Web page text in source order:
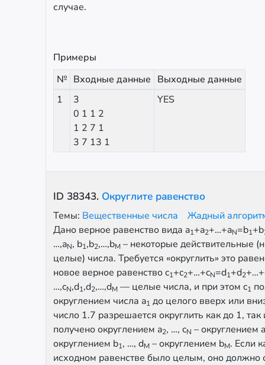
случае.
Примеры
№ Входные данные Выходные данные
1
3
0 1 1 2
1 2 7 1
3 7 13 1
YES
ID 38343. Округлите равенство
Темы: Вещественные числа
Жадный
Дано верное равенство вида a1+a2+…+aN=b1+b
…,aN, b1,b2,…,bM – некоторые действительные
целые) числа. Требуется «округлить» это
новое верное равенство c1+c2+…+cN=d1+d2
…,cN,d1,d2,…,dM — целые числа, и при этом c1
округлением числа a1 до целого вверх или
число 1.7 разрешается округлить как до 1, так
получено округлением a2, …, cN – округлением a
округлением b1, …, dM – округлением bM. Если
исходном равенстве было целым, оно должно